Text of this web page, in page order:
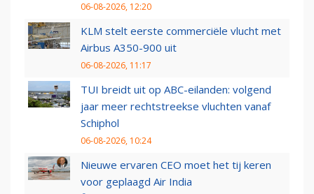
06-08-2026, 12:20
KLM stelt eerste commerciële vlucht met
Airbus A350-900 uit
06-08-2026, 11:17
TUI breidt uit op ABC-eilanden: volgend
jaar meer rechtstreekse vluchten vanaf
Schiphol
06-08-2026, 10:24
Nieuwe ervaren CEO moet het tij keren
voor geplaagd Air India